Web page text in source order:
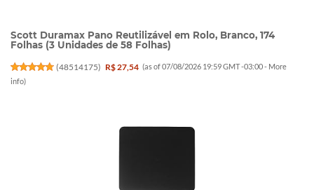
Scott Duramax Pano Reutilizável em Rolo, Branco, 174
Folhas (3 Unidades de 58 Folhas)
(48514175) R$ 27,54 (as of 07/08/2026 19:59 GMT -03:00 - More
info)